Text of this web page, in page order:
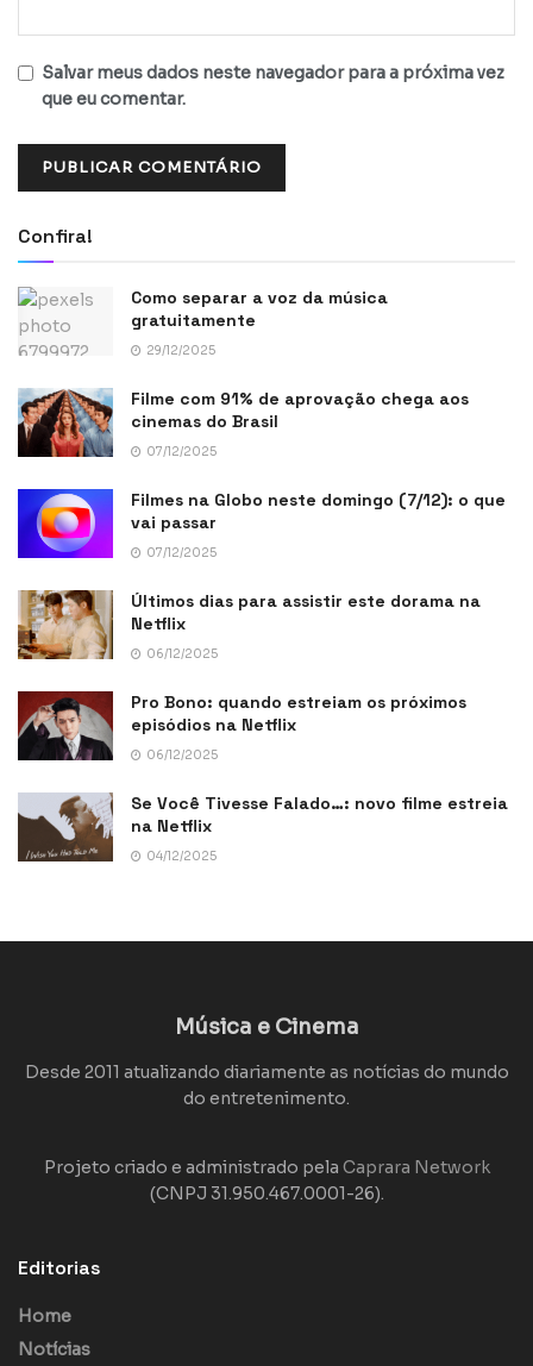
Salvar meus dados neste navegador para a próxima vez
que eu comentar.
Confira!
Como separar a voz da música
gratuitamente
29/12/2025
Filme com 91% de aprovação chega aos
cinemas do Brasil
07/12/2025
Filmes na Globo neste domingo (7/12): o que
vai passar
07/12/2025
Últimos dias para assistir este dorama na
Netflix
06/12/2025
Pro Bono: quando estreiam os próximos
episódios na Netflix
06/12/2025
Se Você Tivesse Falado…: novo filme estreia
na Netflix
04/12/2025
Música e Cinema
Desde 2011 atualizando diariamente as notícias do mundo
do entretenimento.
Projeto criado e administrado pela Caprara Network
(CNPJ 31.950.467.0001-26).
Editorias
Home
Notícias